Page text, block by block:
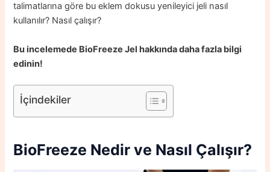
talimatlarına göre bu eklem dokusu yenileyici jeli nasıl
kullanılır? Nasıl çalışır?
Bu incelemede BioFreeze Jel hakkında daha fazla bilgi
edinin!
İçindekiler
BioFreeze Nedir ve Nasıl Çalışır?